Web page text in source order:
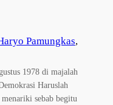
Pamungkas
1978 di majalah
Haruslah
sebab begitu